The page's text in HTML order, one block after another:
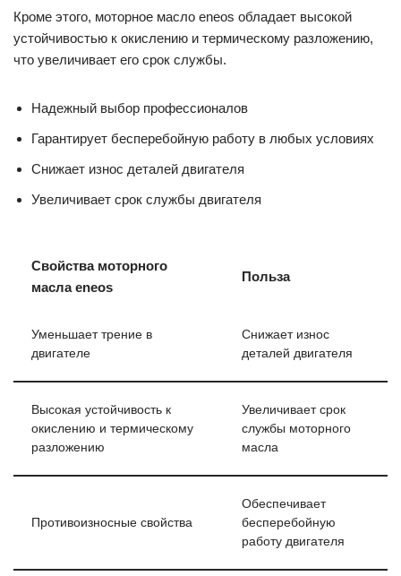
Кроме этого, моторное масло eneos обладает высокой
устойчивостью к окислению и термическому разложению,
что увеличивает его срок службы.
Надежный выбор профессионалов
Гарантирует бесперебойную работу в любых условиях
Снижает износ деталей двигателя
Увеличивает срок службы двигателя
Свойства моторного
масла eneos
Польза
Уменьшает трение в
двигателе
Снижает износ
деталей двигателя
Высокая устойчивость к
окислению и термическому
разложению
Увеличивает срок
службы моторного
масла
Противоизносные свойства
Обеспечивает
бесперебойную
работу двигателя